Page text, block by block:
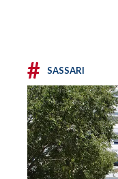
# SASSARI